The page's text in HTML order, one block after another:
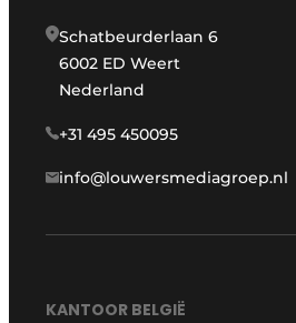
Schatbeurderlaan 6
6002 ED Weert
Nederland
+31 495 450095
info@louwersmediagroep.nl
KANTOOR BELGIË